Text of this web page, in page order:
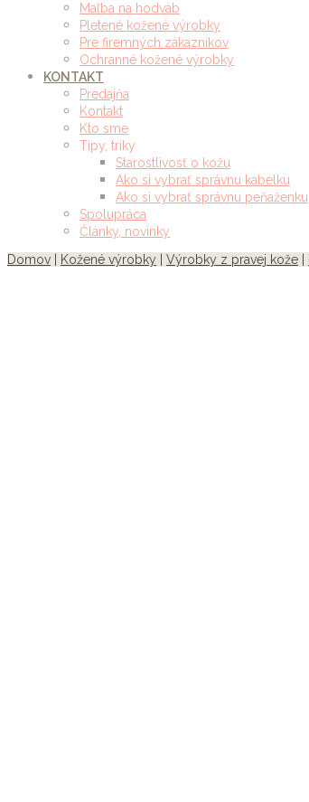
Maľba na hodváb
Pletené kožené výrobky
Pre firemných zákazníkov
Ochranné kožené výrobky
KONTAKT
Predajňa
Kontakt
Kto sme
Tipy, triky
Starostlivosť o kožu
Ako si vybrať správnu kabelku
Ako si vybrať správnu peňaženku
Spolupráca
Články, novinky
Domov
Kožené výrobky Výrobky z pravej kože